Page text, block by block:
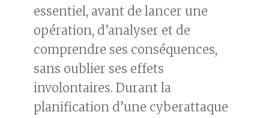
essentiel, avant de lancer une
opération, d’analyser et de
comprendre ses conséquences,
sans oublier ses effets
involontaires. Durant la
planification d’une cyberattaque